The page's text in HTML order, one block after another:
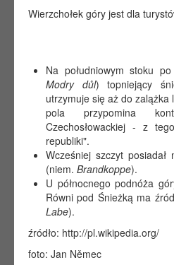
Wierzchołek góry jest dla
Na południowym stoku
Modry důl) topniejący
utrzymuje się aż do zalążka
pola przypomina
Czechosłowackiej - z
republiki".
Wcześniej szczyt posiadał
(niem. Brandkoppe).
U północnego podnóża
Równi pod Śnieżką ma
Labe).
źródło: http://pl.wikipedia.org/
foto: Jan Němec